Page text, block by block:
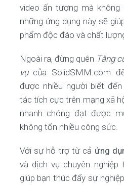
video ấn tượng mà
những ứng dụng này sẽ
phẩm độc đáo và chất
Ngoài ra, đừng quên Tăng
vụcủa SolidSMM.com
được nhiều người biết
tác tích cực trên mạng xã
nhanh chóng đạt được
không tốn nhiều công sức.
Với sự hỗ trợ từ cả ứng
và dịch vụ chuyên nghiệp
giúp bạn thúc đẩy sự